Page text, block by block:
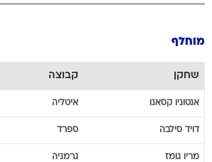
מוחלף
שחקן קבוצה
אנטוניו קסאנו איטליה
דויד סילבה ספרד
מריו גומז גרמניה